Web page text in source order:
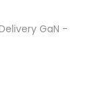
GaN -